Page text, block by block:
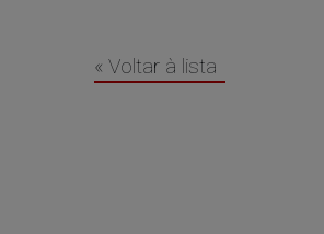
« Voltar à lista